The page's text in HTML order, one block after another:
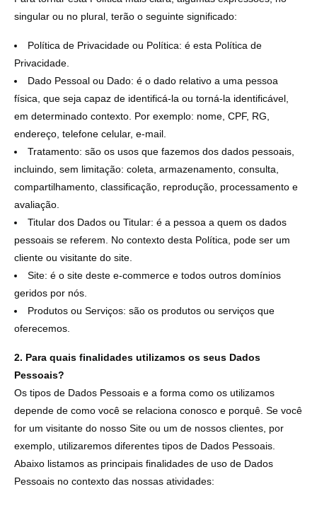
singular ou no plural, terão o seguinte significado:
Política de Privacidade ou Política: é esta Política de
Privacidade.
Dado Pessoal ou Dado: é o dado relativo a uma pessoa
física, que seja capaz de identificá-la ou torná-la identificável,
em determinado contexto. Por exemplo: nome, CPF, RG,
endereço, telefone celular, e-mail.
Tratamento: são os usos que fazemos dos dados pessoais,
incluindo, sem limitação: coleta, armazenamento, consulta,
compartilhamento, classificação, reprodução, processamento e
avaliação.
Titular dos Dados ou Titular: é a pessoa a quem os dados
pessoais se referem. No contexto desta Política, pode ser um
cliente ou visitante do site.
Site: é o site deste e-commerce e todos outros domínios
geridos por nós.
Produtos ou Serviços: são os produtos ou serviços que
oferecemos.
2. Para quais finalidades utilizamos os seus Dados
Pessoais?
Os tipos de Dados Pessoais e a forma como os utilizamos
depende de como você se relaciona conosco e porquê. Se você
for um visitante do nosso Site ou um de nossos clientes, por
exemplo, utilizaremos diferentes tipos de Dados Pessoais.
Abaixo listamos as principais finalidades de uso de Dados
Pessoais no contexto das nossas atividades: